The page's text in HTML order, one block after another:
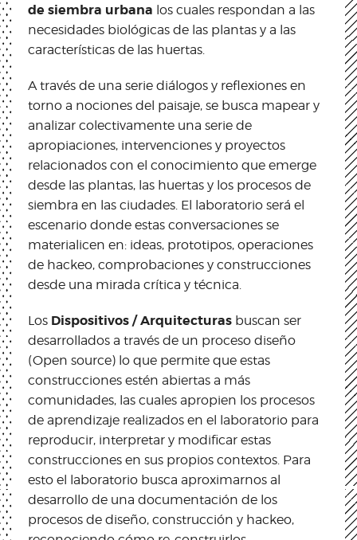
de siembra urbana los cuales respondan a las
necesidades biológicas de las plantas y a las
características de las huertas.
A través de una serie diálogos y reflexiones en
torno a nociones del paisaje, se busca mapear y
analizar colectivamente una serie de
apropiaciones, intervenciones y proyectos
relacionados con el conocimiento que emerge
desde las plantas, las huertas y los procesos de
siembra en las ciudades. El laboratorio será el
escenario donde estas conversaciones se
materialicen en: ideas, prototipos, operaciones
de hackeo, comprobaciones y construcciones
desde una mirada crítica y técnica.
Los Dispositivos / Arquitecturas buscan ser
desarrollados a través de un proceso diseño
(Open source) lo que permite que estas
construcciones estén abiertas a más
comunidades, las cuales apropien los procesos
de aprendizaje realizados en el laboratorio para
reproducir, interpretar y modificar estas
construcciones en sus propios contextos. Para
esto el laboratorio busca aproximarnos al
desarrollo de una documentación de los
procesos de diseño, construcción y hackeo,